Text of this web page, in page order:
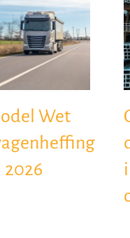
Wet
2026